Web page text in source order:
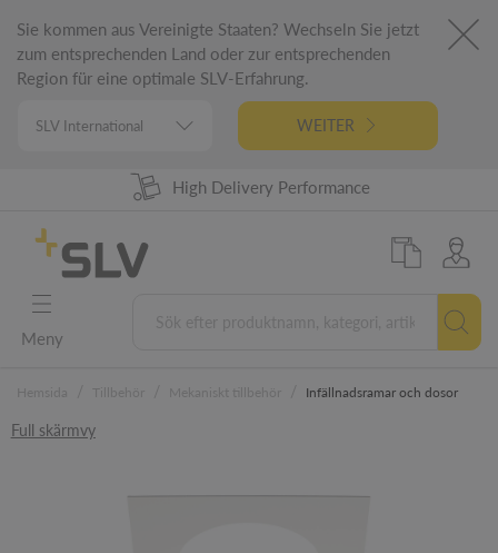
Sie kommen aus Vereinigte Staaten? Wechseln Sie jetzt
zum entsprechenden Land oder zur entsprechenden
Region für eine optimale SLV-Erfahrung.
WEITER
98% Product Availability
High Delivery Performance
5 Years Warranty
German Engineering
Meny
Infällnadsramar och dosor
Full skärmvy